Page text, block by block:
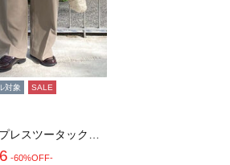
対象 SALE
-60%OFF-